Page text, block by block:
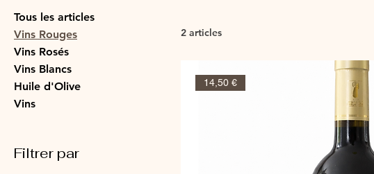
Tous les articles
Vins Rouges
Vins Rosés
Vins Blancs
Huile d'Olive
Vins
Filtrer par
2 articles
14,50 €